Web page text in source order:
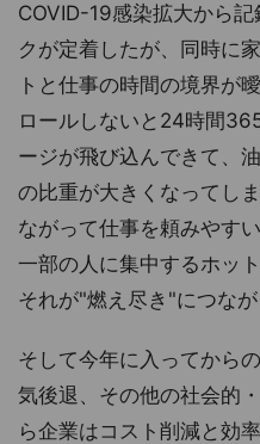
COVID-19感染拡大から
クが定着したが、同時に
トと仕事の時間の境界が
ロールしないと24時間
ージが飛び込んできて、
の比重が大きくなってし
ながって仕事を頼みやす
一部の人に集中するホッ
それが"燃え尽き"につなが
そして今年に入ってから
気後退、その他の社会的
ら企業はコスト削減と効